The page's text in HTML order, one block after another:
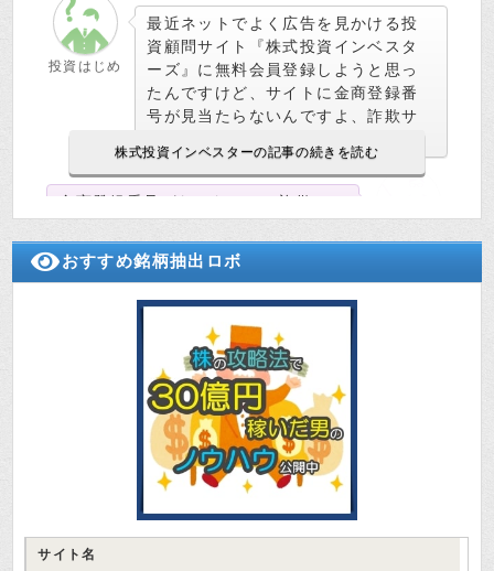
投資はじめ
最近ネットでよく広告を見かける投
資顧問サイト『株式投資インベスタ
ーズ』に無料会員登録しようと思っ
たんですけど、サイトに金商登録番
号が見当たらないんですよ、詐欺サ
検証さつき
金商登録番号がないだけで、詐欺と
資情報を配信しているだけなら、投
資顧問業として金商登録は不要なの
でも、株式投資インベスターズのサ
イトにあった社内の画像がこれなん
ですけど…
おすすめ銘柄抽出ロボ
サイト名